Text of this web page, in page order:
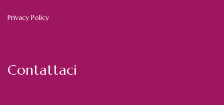
Privacy Policy
Contattaci